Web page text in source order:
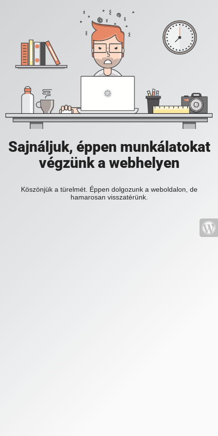
Sajnáljuk, éppen munkálatokat
végzünk a webhelyen
Köszönjük a türelmét. Éppen dolgozunk a weboldalon, de
hamarosan visszatérünk.